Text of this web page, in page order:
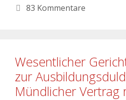
83 Kommentare
Wesentlicher
zur
Mündlicher Vertrag